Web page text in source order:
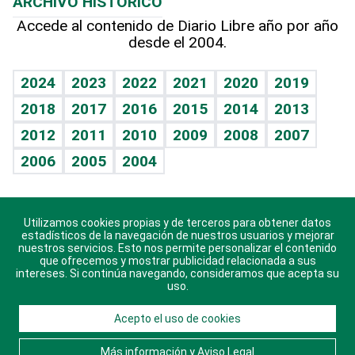
Hablando con el pediatra
Vida y familia
Eñe
Celebrando la vida
Sin complejos
En pocas palabras
Escuchando al corazón
Economía Personal
Línea de hit
TBT Deportivo
Más firmas
Hecho en casa
Guía del dinero
Cumpleaños
Horóscopos
Crucigramas
Accede al contenido de Diario Libre año por año
desde el 2004.
2024 2023 2022 2021 2020
2019
2018
2017 2016 2015 2014
2013
2012
2011 2010 2009 2008
2007
2006
2005 2004
Descarga nuestras aplicaciones para Android, iOS y
sistema Huawei.
© 2021 Diario Libre, todos los derechos reservados.
Consulta elAviso Legal. Ponte en Contacto
Utilizamos cookies propias y de terceros para obtener datos
estadísticos de la navegación de nuestros usuarios y mejorar
nuestros servicios. Esto nos permite personalizar el contenido
que ofrecemos y mostrar publicidad relacionada a sus
intereses. Si continúa navegando, consideramos que acepta su
uso.
Acepto el uso de cookies
Más información y Aviso Legal